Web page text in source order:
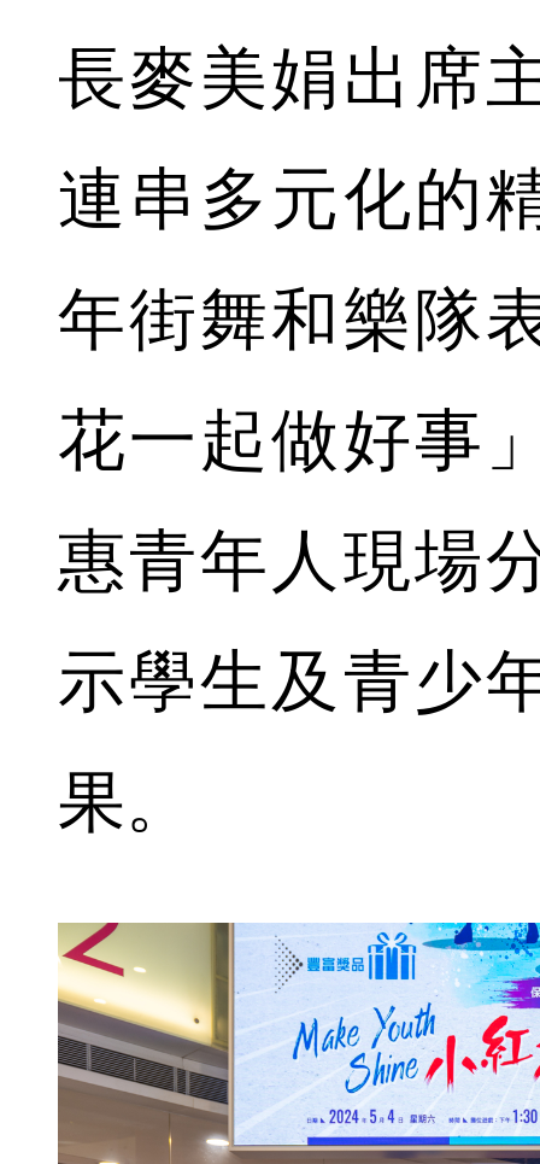
長麥美娟出席
連串多元化的
年街舞和樂隊
花一起做好事
惠青年人現場
示學生及青少
果。